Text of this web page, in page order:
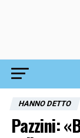
HANNO DETTO
Pazzini: